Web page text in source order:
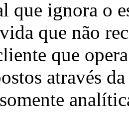
que ignora o
que não
que
através